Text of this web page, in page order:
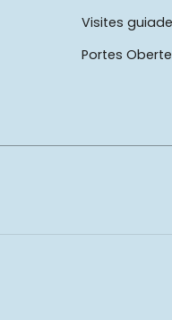
Visites
Portes